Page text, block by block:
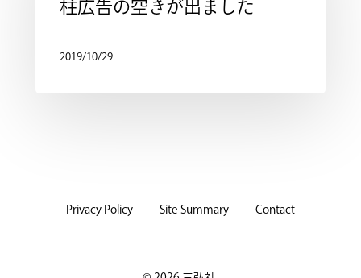
柱広告の空きが出ました
2019/10/29
Privacy Policy Site Summary Contact